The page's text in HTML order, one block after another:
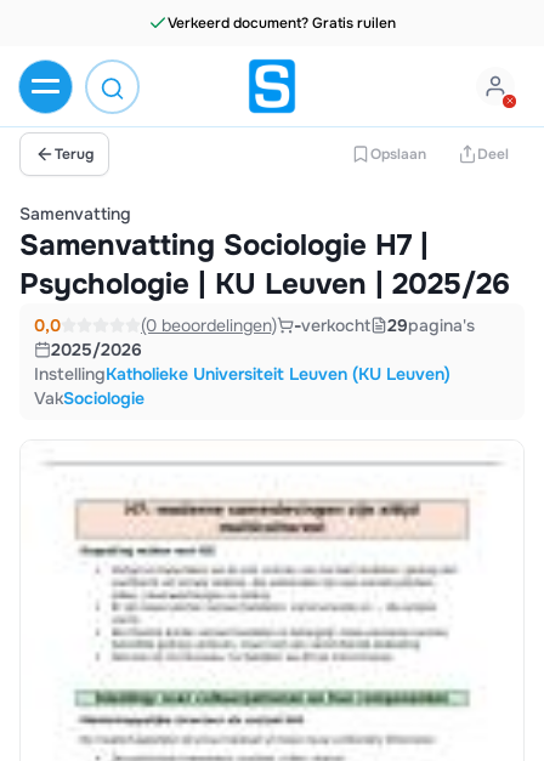
Terug Opslaan Deel
Samenvatting
Samenvatting Sociologie H7 |
Psychologie | KU Leuven | 2025/26
0,0 (0 beoordelingen) -verkocht 29pagina's
2025/2026
InstellingKatholieke Universiteit Leuven (KU Leuven)
VakSociologie